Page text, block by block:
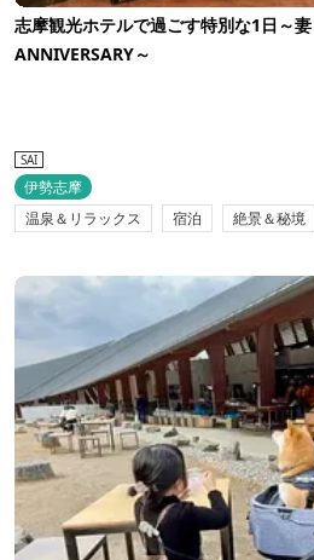
志摩観光ホテルで過ごす特別な1日～
ANNIVERSARY～
SAI
伊勢志摩
温泉＆リラックス
宿泊 絶景＆秘境